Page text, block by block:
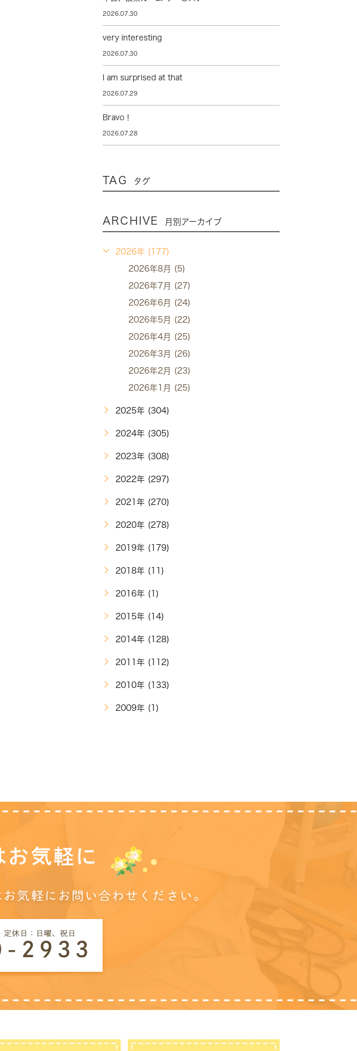
2026.07.30
very interesting
2026.07.30
I am surprised at that
2026.07.29
Bravo！
2026.07.28
TAG タグ
ARCHIVE 月別アーカイブ
2026年 (177)
2026年8月 (5)
2026年7月 (27)
2026年6月 (24)
2026年5月 (22)
2026年4月 (25)
2026年3月 (26)
2026年2月 (23)
2026年1月 (25)
2025年 (304)
2024年 (305)
2023年 (308)
2022年 (297)
2021年 (270)
2020年 (278)
2019年 (179)
2018年 (11)
2016年 (1)
2015年 (14)
2014年 (128)
2011年 (112)
2010年 (133)
2009年 (1)
お気軽に
お気軽にお問い合わせください。